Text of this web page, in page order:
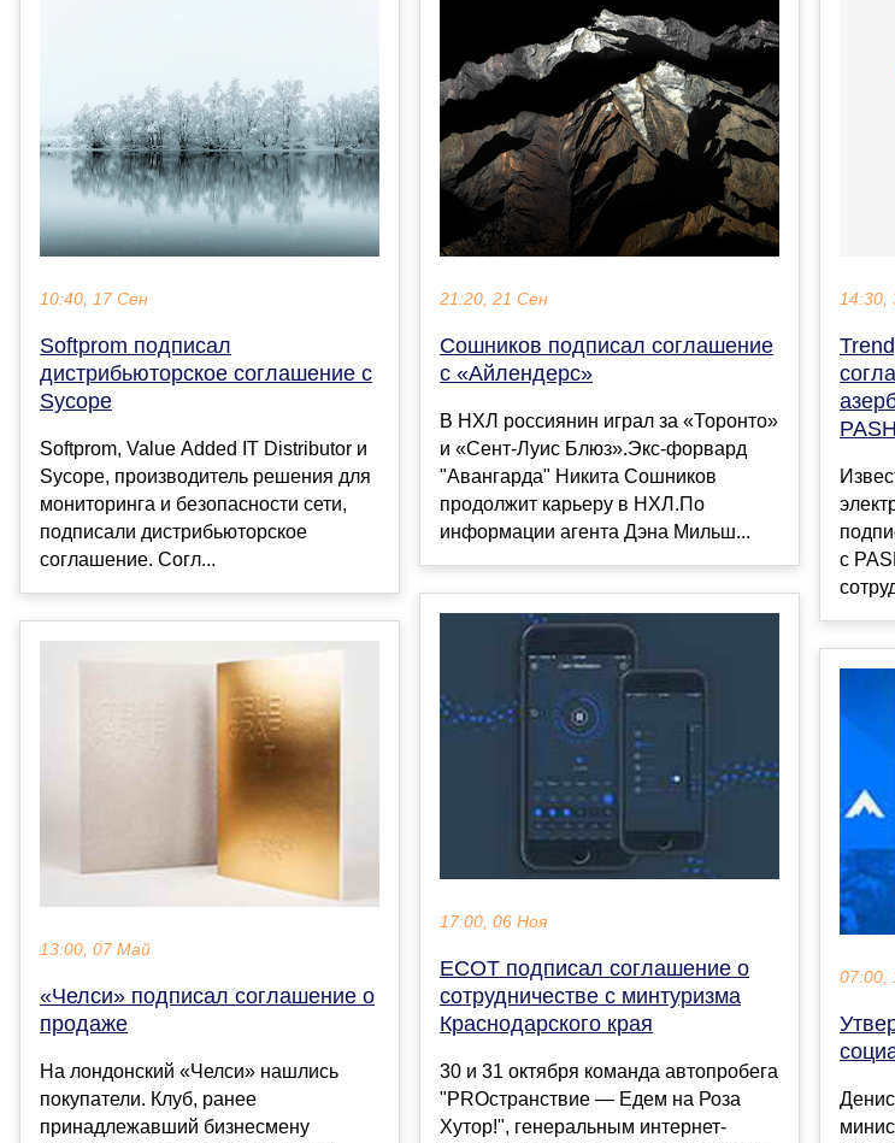
10:40, 17 Сен
Softprom подписал
дистрибьюторское соглашение с
Sycope
Softprom, Value Added IT Distributor и
Sycope, производитель решения для
мониторинга и безопасности сети,
подписали дистрибьюторское
соглашение. Согл...
13:00, 07 Май
«Челси» подписал соглашение о
продаже
На лондонский «Челси» нашлись
покупатели. Клуб, ранее
принадлежавший бизнесмену
21:20, 21 Сен
Сошников подписал соглашение
с «Айлендерс»
В НХЛ россиянин играл за «Торонто»
и «Сент-Луис Блюз».Экс-форвард
"Авангарда" Никита Сошников
продолжит карьеру в НХЛ.По
информации агента Дэна Мильш...
17:00, 06 Ноя
ЕСОТ подписал соглашение о
сотрудничестве с минтуризма
Краснодарского края
30 и 31 октября команда автопробега
"PROстранствие — Едем на Роза
Хутор!", генеральным интернет-
14:30,
с
07:00,